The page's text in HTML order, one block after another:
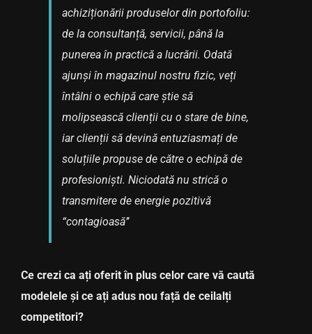
achiziționării produselor din portofoliu:
de la consultanță, servicii, până la
punerea în practică a lucrării. Odată
ajunși în magazinul nostru fizic, veți
întâlni o echipă care știe să
molipsească clienții cu o stare de bine,
iar clienții să devină entuziasmați de
soluțiile propuse de către o echipă de
profesioniști. Niciodată nu strică o
transmitere de energie pozitivă
“contagioasă’’
Ce crezi ca ați oferit în plus celor care vă caută
modelele și ce ați adus nou față de ceilalți
competitori?